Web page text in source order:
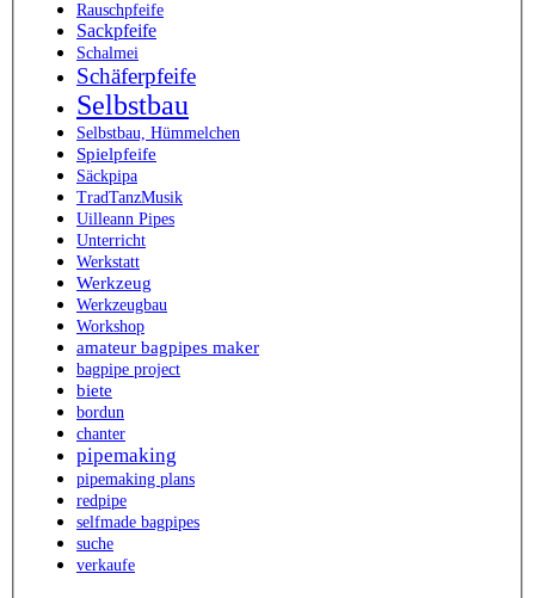
Rauschpfeife
Sackpfeife
Schalmei
Schäferpfeife
Selbstbau
Selbstbau, Hümmelchen
Spielpfeife
Säckpipa
TradTanzMusik
Uilleann Pipes
Unterricht
Werkstatt
Werkzeug
Werkzeugbau
Workshop
amateur bagpipes maker
bagpipe project
biete
bordun
chanter
pipemaking
pipemaking plans
redpipe
selfmade bagpipes
suche
verkaufe